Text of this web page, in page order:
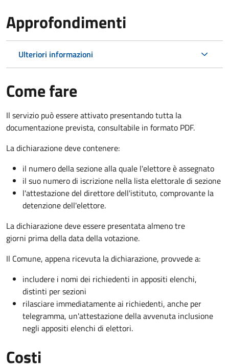
Approfondimenti
Ulteriori informazioni
Come fare
Il servizio può essere attivato presentando tutta la
documentazione prevista, consultabile in formato PDF.
La dichiarazione deve contenere:
il numero della sezione alla quale l'elettore è assegnato
il suo numero di iscrizione nella lista elettorale di sezione
l'attestazione del direttore dell'istituto, comprovante la
detenzione dell'elettore.
La dichiarazione deve essere presentata almeno tre
giorni prima della data della votazione.
Il Comune, appena ricevuta la dichiarazione, provvede a:
includere i nomi dei richiedenti in appositi elenchi,
distinti per sezioni
rilasciare immediatamente ai richiedenti, anche per
telegramma, un'attestazione della avvenuta inclusione
negli appositi elenchi di elettori.
Costi